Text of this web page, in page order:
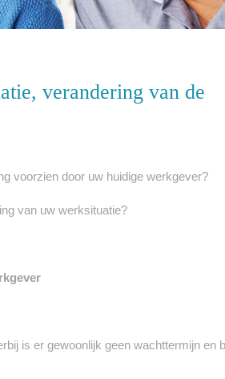
verandering van de
voorzien door uw huidige werkgever?
van uw werksituatie?
is er gewoonlijk geen wachttermijn en